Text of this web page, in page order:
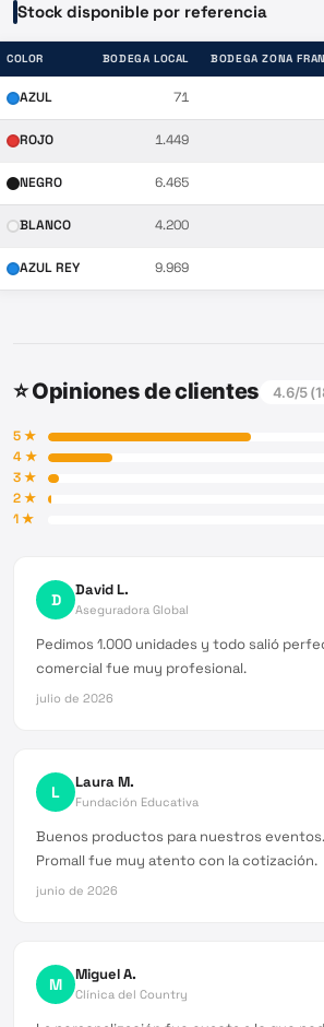
Stock disponible por referencia
COLOR BODEGA LOCAL BODEGA ZONA
AZUL 71
ROJO 1.449
NEGRO 6.465
BLANCO 4.200
AZUL REY 9.969
⭐ Opiniones de clientes 4.6/5 (
5★
4★
3★
2★
1★
D David L.
Aseguradora Global
Pedimos 1.000 unidades y todo salió
comercial fue muy profesional.
julio de 2026
L Laura M.
Fundación Educativa
Buenos productos para nuestros
Promall fue muy atento con la cotización.
junio de 2026
M Miguel A.
Clínica del Country